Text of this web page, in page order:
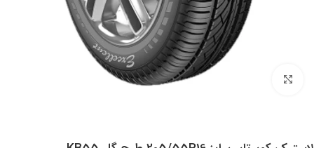
برای بزرگنمایی کلیک کنید